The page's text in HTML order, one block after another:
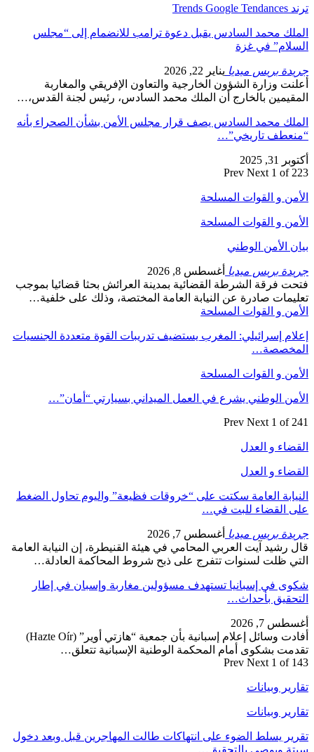
ترند Trends Google Tendances
الملك محمد السادس يقبل دعوة ترامب للانضمام إلى “مجلس
السلام” في غزة
جريدة بريس ميديا يناير 22, 2026
أعلنت وزارة الشؤون الخارجية والتعاون الإفريقي والمغاربة
المقيمين بالخارج أن الملك محمد السادس، رئيس لجنة القدس،…
الملك محمد السادس يصف قرار مجلس الأمن بشأن الصحراء بأنه
“منعطف تاريخي”…
أكتوبر 31, 2025
Prev Next 1 of 223
الأمن و القوات المسلحة
الأمن و القوات المسلحة
بيان الأمن الوطني
جريدة بريس ميديا أغسطس 8, 2026
فتحت فرقة الشرطة القضائية بمدينة العرائش بحثا قضائيا بموجب
تعليمات صادرة عن النيابة العامة المختصة، وذلك على خلفية…
الأمن و القوات المسلحة
إعلام إسرائيلي: المغرب يستضيف تدريبات القوة متعددة الجنسيات
المخصصة…
الأمن و القوات المسلحة
الأمن الوطني يشرع في العمل الميداني بسيارتي “أمان”…
Prev Next 1 of 241
القضاء و العدل
القضاء و العدل
النيابة العامة سكتت على “خروقات فظيعة” واليوم تحاول الضغط
على القضاء للبت في…
جريدة بريس ميديا أغسطس 7, 2026
قال رشيد آيت العربي المحامي في هيئة القنيطرة، إن النيابة العامة
التي ظلت لسنوات تتفرج على ذبح شروط المحاكمة العادلة…
شكوى في إسبانيا تستهدف مسؤولين مغاربة وإسبان في إطار
التحقيق بأحداث…
أغسطس 7, 2026
أفادت وسائل إعلام إسبانية بأن جمعية “هازتي أوير” (Hazte Oír)
تقدمت بشكوى أمام المحكمة الوطنية الإسبانية تتعلق…
Prev Next 1 of 143
تقارير وبيانات
تقارير وبيانات
تقرير يسلط الضوء على انتهاكات طالت المهاجرين قبل وبعد دخول
سبتة ويوصي بالتحقيق…